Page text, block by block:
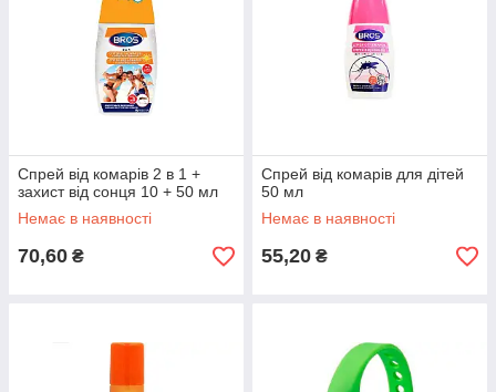
Спрей від комарів 2 в 1 +
захист від сонця 10 + 50 мл
Немає в наявності
70,60 ₴
Спрей від комарів для дітей
50 мл
Немає в наявності
55,20 ₴